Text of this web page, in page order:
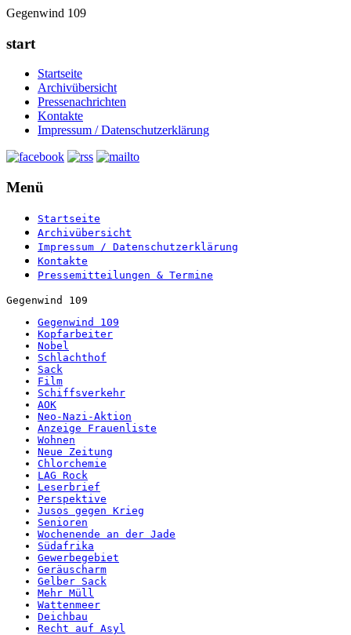
Gegenwind 109
start
Startseite
Archivübersicht
Pressenachrichten
Kontakte
Impressum / Datenschutzerklärung
Menü
Startseite
Archivübersicht
Impressum / Datenschutzerklärung
Kontakte
Pressemitteilungen & Termine
Gegenwind 109
Gegenwind 109
Kopfarbeiter
Nobel
Schlachthof
Sack
Film
Schiffsverkehr
AOK
Neo-Nazi-Aktion
Anzeige Frauenliste
Wohnen
Neue Zeitung
Chlorchemie
LAG Rock
Leserbrief
Perspektive
Jusos gegen Krieg
Senioren
Wochenende an der Jade
Südafrika
Gewerbegebiet
Geräuscharm
Gelber Sack
Mehr Müll
Wattenmeer
Deichbau
Recht auf Asyl